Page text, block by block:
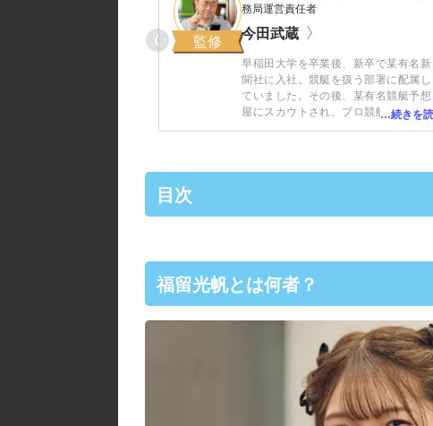
監修
務局運営責任者
今田武蔵
早稲田大学を卒業後、新卒で某有名新
聞社に入社。競艇を扱う部署に配属し
ていました。その後、某有名競艇予想
屋にスカウトされ、プロ競艇予想屋と
して活動。この時に競艇予想サイトの
目次
福留光帆とは何者？